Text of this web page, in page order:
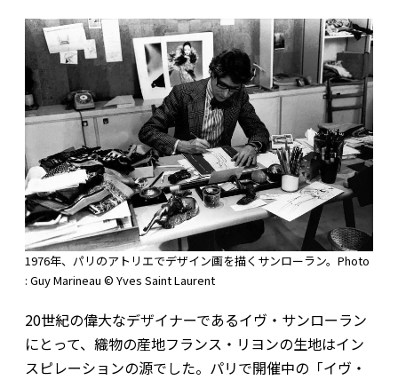
1976年、パリのアトリエでデザイン画を描くサンローラン。Photo
: Guy Marineau © Yves Saint Laurent
20世紀の偉大なデザイナーであるイヴ・サンローラン
にとって、織物の産地フランス・リヨンの生地はイン
スピレーションの源でした。パリで開催中の「イヴ・